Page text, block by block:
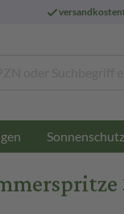
Sonnenschutz